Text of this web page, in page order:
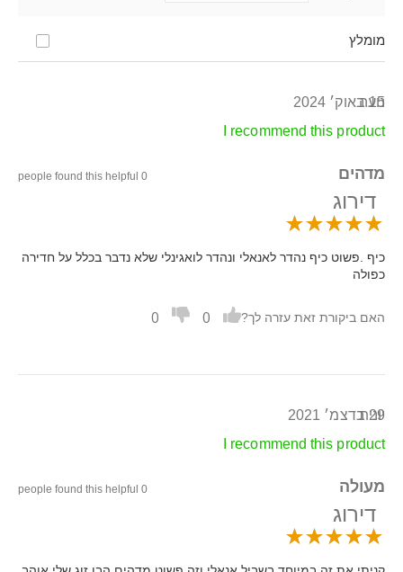
מומלץ
נועה
15 באוק׳ 2024
I recommend this product
מדהים 0 people found this helpful
דירוג
כיף .פשוט כיף נהדר לאנאלי ונהדר לואגינלי שלא נדבר בכלל על חדירה
כפולה
האם ביקורת זאת עזרה לך? 0
0
יונית
29 בדצמ׳ 2021
I recommend this product
מעולה 0 people found this helpful
דירוג